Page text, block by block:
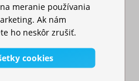
rýchle dodanie.Dobrá
meranie používania
Ak nám
ho neskôr zrušiť.
cookies